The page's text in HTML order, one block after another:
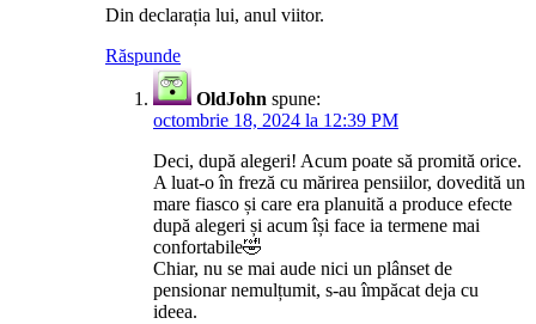
Din declarația lui, anul viitor.
Răspunde
OldJohn spune:
octombrie 18, 2024 la 12:39 PM
Deci, după alegeri! Acum poate să promită orice.
A luat-o în freză cu mărirea pensiilor, dovedită un
mare fiasco și care era planuită a produce efecte
după alegeri și acum își face ia termene mai
confortabile🤣
Chiar, nu se mai aude nici un plânset de
pensionar nemulțumit, s-au împăcat deja cu
ideea.